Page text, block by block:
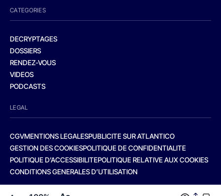
CATEGORIES
DECRYPTAGES
DOSSIERS
RENDEZ-VOUS
VIDEOS
PODCASTS
LEGAL
CGVMENTIONS LEGALESPUBLICITE SUR ATLANTICO
GESTION DES COOKIESPOLITIQUE DE CONFIDENTIALITE
POLITIQUE D’ACCESSIBILITEPOLITIQUE RELATIVE AUX COOKIES
CONDITIONS GENERALES D’UTILISATION